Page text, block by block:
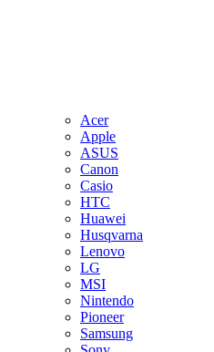
Acer
Apple
ASUS
Canon
Casio
HTC
Huawei
Husqvarna
Lenovo
LG
MSI
Nintendo
Pioneer
Samsung